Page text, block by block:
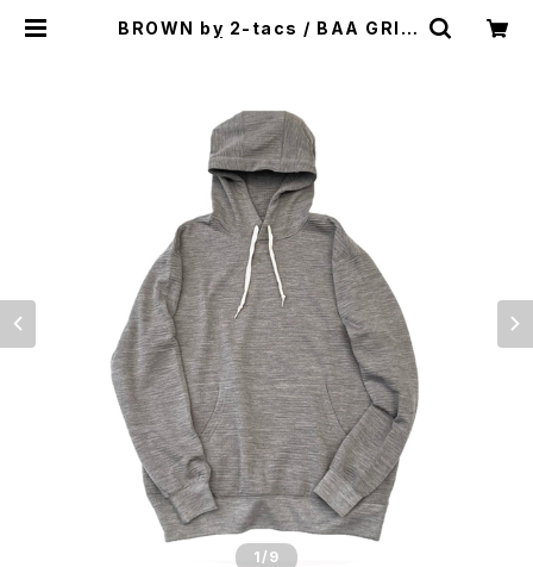
BROWN by 2-tacs / BAA GRID
1 /9